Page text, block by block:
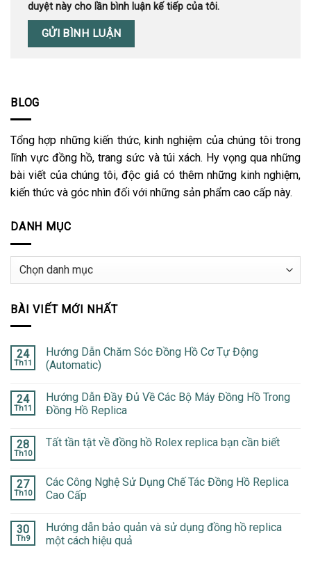
duyệt này cho lần bình luận kế tiếp của tôi.
BLOG
Tổng hợp những kiến thức, kinh nghiệm của chúng tôi trong
lĩnh vực đồng hồ, trang sức và túi xách. Hy vọng qua những
bài viết của chúng tôi, độc giả có thêm những kinh nghiệm,
kiến thức và góc nhìn đối với những sản phẩm cao cấp này.
DANH MỤC
Danh
BÀI VIẾT MỚI NHẤT
24
Th11
Hướng Dẫn Chăm Sóc Đồng Hồ Cơ Tự Động
(Automatic)
24
Th11
Hướng Dẫn Đầy Đủ Về Các Bộ Máy Đồng Hồ Trong
Đồng Hồ Replica
28
Th10
Tất tần tật về đồng hồ Rolex replica bạn cần biết
27
Th10
Các Công Nghệ Sử Dụng Chế Tác Đồng Hồ Replica
Cao Cấp
30
Th9
Hướng dẫn bảo quản và sử dụng đồng hồ replica
một cách hiệu quả